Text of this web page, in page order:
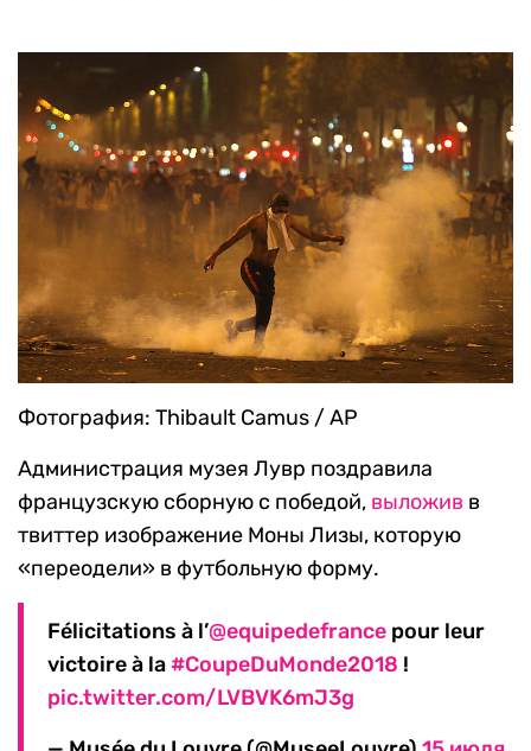
Фотография: Thibault Camus / AP
Администрация музея Лувр поздравила
французскую сборную с победой, выложив в
твиттер изображение Моны Лизы, которую
«переодели» в футбольную форму.
Félicitations à l’@equipedefrance pour leur
victoire à la#CoupeDuMonde2018 !
pic.twitter.com/LVBVK6mJ3g